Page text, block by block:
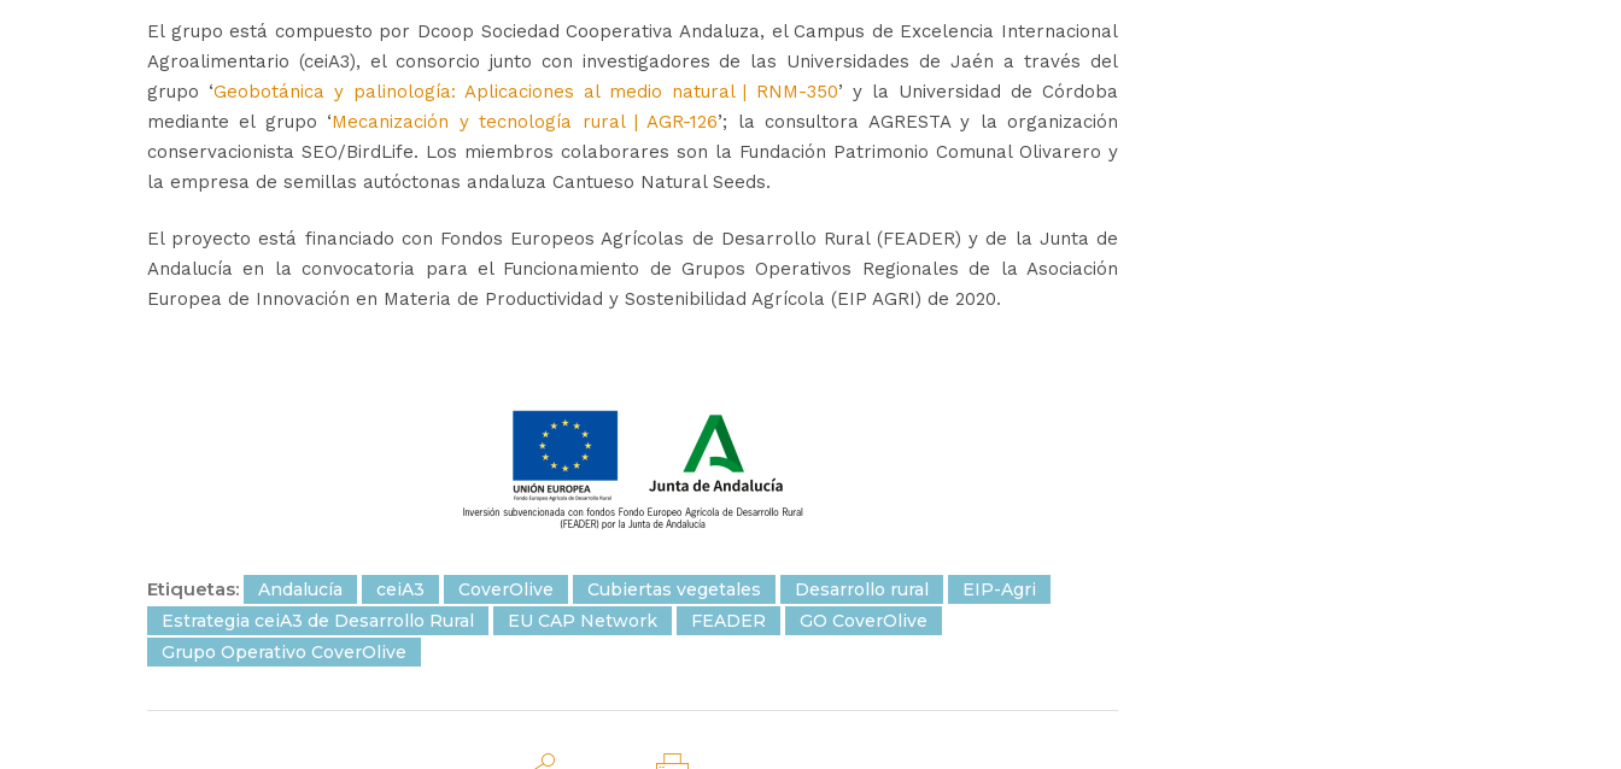
El grupo está compuesto por Dcoop Sociedad Cooperativa Andaluza, el Campus de Excelencia Internacional
Agroalimentario (ceiA3), el consorcio junto con investigadores de las Universidades de Jaén a través del
grupo ‘Geobotánica y palinología: Aplicaciones al medio natural | RNM-350’ y la Universidad de Córdoba
mediante el grupo ‘Mecanización y tecnología rural | AGR-126’; la consultora AGRESTA y la organización
conservacionista SEO/BirdLife. Los miembros colaborares son la Fundación Patrimonio Comunal Olivarero y
la empresa de semillas autóctonas andaluza Cantueso Natural Seeds.
El proyecto está financiado con Fondos Europeos Agrícolas de Desarrollo Rural (FEADER) y de la Junta de
Andalucía en la convocatoria para el Funcionamiento de Grupos Operativos Regionales de la Asociación
Europea de Innovación en Materia de Productividad y Sostenibilidad Agrícola (EIP AGRI) de 2020.
Etiquetas: Andalucía ceiA3 CoverOlive Cubiertas vegetales Desarrollo rural
EIP-Agri
Estrategia ceiA3 de Desarrollo Rural
EU CAP Network FEADER
GO CoverOlive
Grupo Operativo CoverOlive